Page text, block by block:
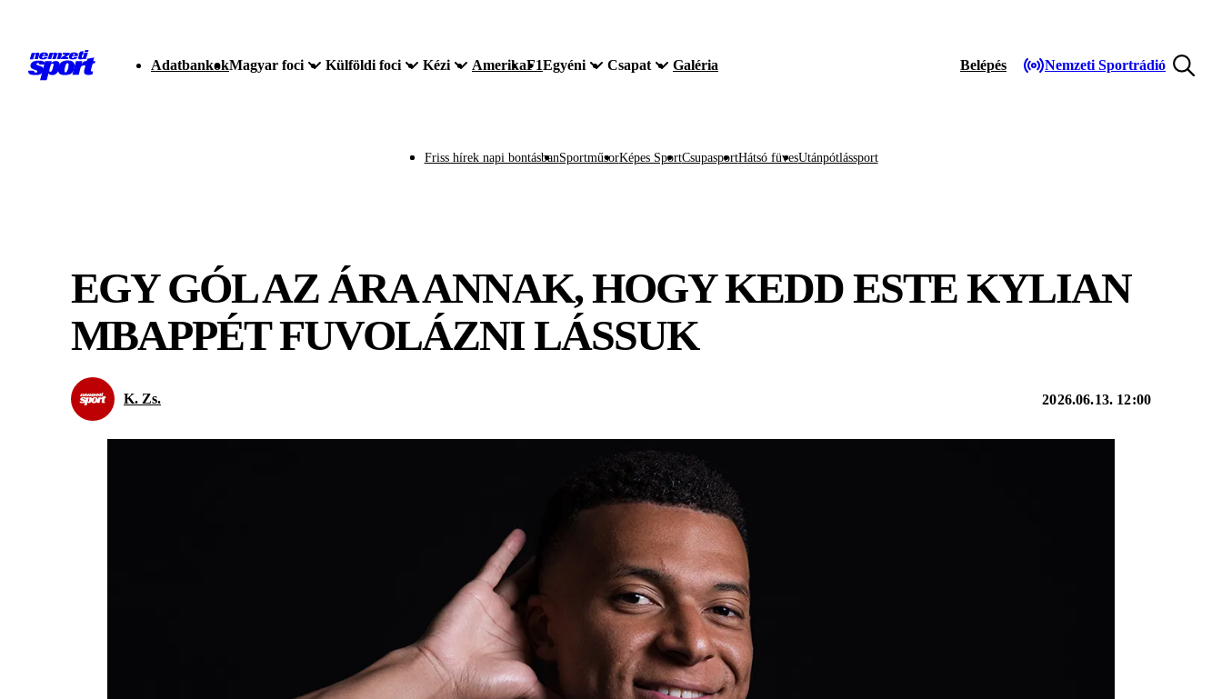
AdatbankokMagyar foci Külföldi foci Kézi AmerikaF1Egyéni Csapat Galéria Belépés Nemzeti Sportrádió
Friss hírek napi bontásbanSportműsorKépes SportCsupasportHátsó füvesUtánpótlássport
EGY GÓL AZ ÁRA ANNAK, HOGY KEDD ESTE KYLIAN
MBAPPÉT FUVOLÁZNI LÁSSUK
K. Zs. 2026.06.13. 12:00